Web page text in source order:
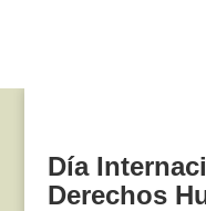
Día
Derechos